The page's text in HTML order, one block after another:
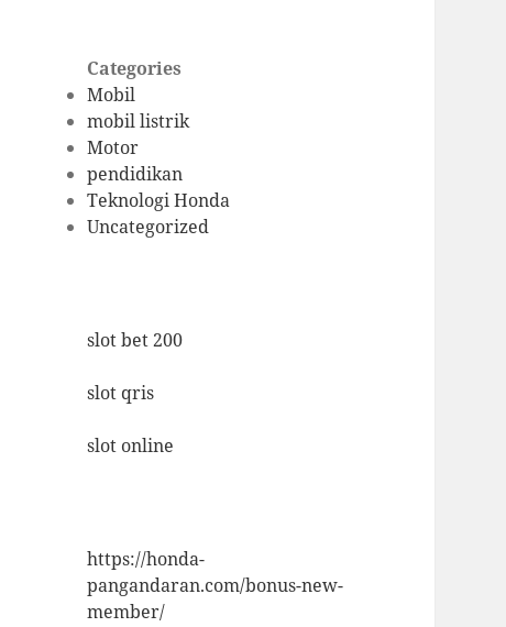
Categories
Mobil
mobil listrik
Motor
pendidikan
Teknologi Honda
Uncategorized
slot bet 200
slot qris
slot online
https://honda-
pangandaran.com/bonus-new-
member/